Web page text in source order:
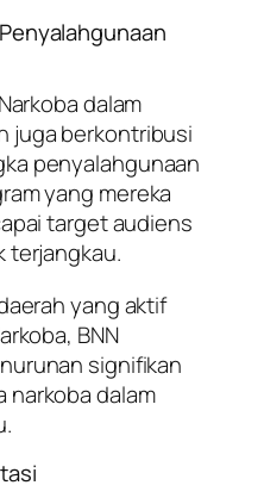
dalam
juga berkontribusi
penyalahgunaan
yang mereka
target audiens
terjangkau.
yang aktif
BNN
signifikan
narkoba dalam